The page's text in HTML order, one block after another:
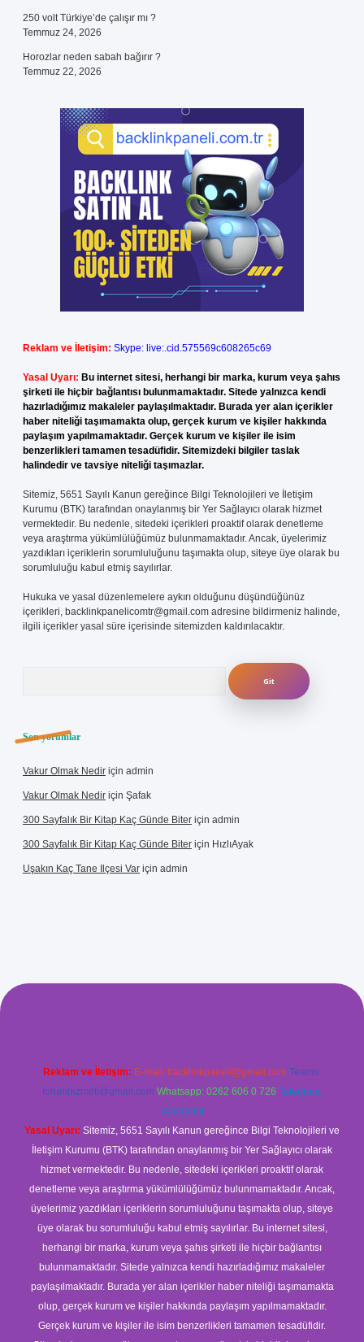
250 volt Türkiye’de çalışır mı ?
Temmuz 24, 2026
Horozlar neden sabah bağırır ?
Temmuz 22, 2026
Reklam ve İletişim: Skype: live:.cid.575569c608265c69
Yasal Uyarı: Bu internet sitesi, herhangi bir marka, kurum veya şahıs
şirketi ile hiçbir bağlantısı bulunmamaktadır. Sitede yalnızca kendi
hazırladığımız makaleler paylaşılmaktadır. Burada yer alan içerikler
haber niteliği taşımamakta olup, gerçek kurum ve kişiler hakkında
paylaşım yapılmamaktadır. Gerçek kurum ve kişiler ile isim
benzerlikleri tamamen tesadüfidir. Sitemizdeki bilgiler taslak
halindedir ve tavsiye niteliği taşımazlar.
Sitemiz, 5651 Sayılı Kanun gereğince Bilgi Teknolojileri ve İletişim
Kurumu (BTK) tarafından onaylanmış bir Yer Sağlayıcı olarak hizmet
vermektedir. Bu nedenle, sitedeki içerikleri proaktif olarak denetleme
veya araştırma yükümlülüğümüz bulunmamaktadır. Ancak, üyelerimiz
yazdıkları içeriklerin sorumluluğunu taşımakta olup, siteye üye olarak bu
sorumluluğu kabul etmiş sayılırlar.
Hukuka ve yasal düzenlemelere aykırı olduğunu düşündüğünüz
içerikleri, backlinkpanelicomtr@gmail.com adresine bildirmeniz halinde,
ilgili içerikler yasal süre içerisinde sitemizden kaldırılacaktır.
Son yorumlar
Vakur Olmak Nedir için admin
Vakur Olmak Nedir için Şafak
300 Sayfalık Bir Kitap Kaç Günde Biter için admin
300 Sayfalık Bir Kitap Kaç Günde Biter için HızlıAyak
Uşakın Kaç Tane Ilçesi Var için admin
Reklam ve İletişim: E-mail: backlinkpaneli@gmail.com Teams:
forumhizmeti@gmail.com Whatsapp: 0262 606 0 726 Telegram:
@karabul
Yasal Uyarı: Sitemiz, 5651 Sayılı Kanun gereğince Bilgi Teknolojileri ve
İletişim Kurumu (BTK) tarafından onaylanmış bir Yer Sağlayıcı olarak
hizmet vermektedir. Bu nedenle, sitedeki içerikleri proaktif olarak
denetleme veya araştırma yükümlülüğümüz bulunmamaktadır. Ancak,
üyelerimiz yazdıkları içeriklerin sorumluluğunu taşımakta olup, siteye
üye olarak bu sorumluluğu kabul etmiş sayılırlar. Bu internet sitesi,
herhangi bir marka, kurum veya şahıs şirketi ile hiçbir bağlantısı
bulunmamaktadır. Sitede yalnızca kendi hazırladığımız makaleler
paylaşılmaktadır. Burada yer alan içerikler haber niteliği taşımamakta
olup, gerçek kurum ve kişiler hakkında paylaşım yapılmamaktadır.
Gerçek kurum ve kişiler ile isim benzerlikleri tamamen tesadüfidir.